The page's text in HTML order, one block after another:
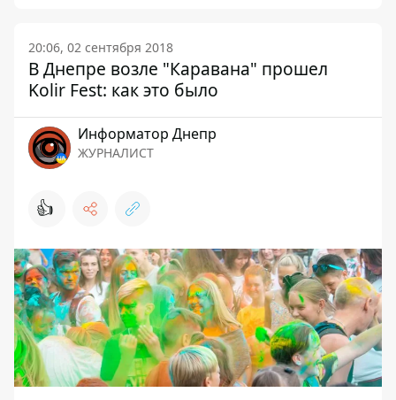
20:06, 02 сентября 2018
В Днепре возле "Каравана" прошел
Kolir Fest: как это было
Информатор Днепр
ЖУРНАЛИСТ
👍